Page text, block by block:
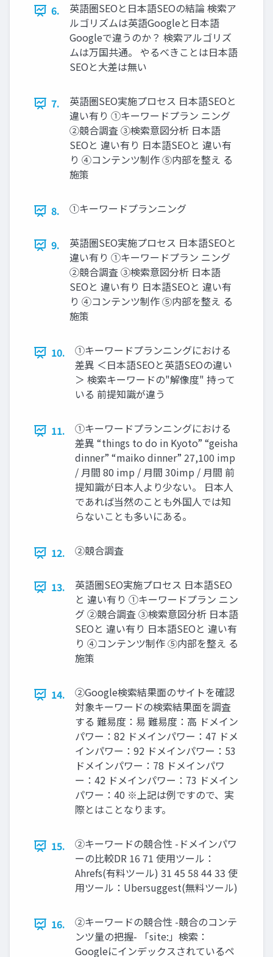
6.
英語圏SEOと日本語SEOの結論 検索ア
ルゴリズムは英語Googleと日本語
Googleで違うのか？ 検索アルゴリズ
ムは万国共通。 やるべきことは日本語
SEOと大差は無い
7.
英語圏SEO実施プロセス 日本語SEOと
違い有り ①キーワードプラン ニング
②競合調査 ③検索意図分析 日本語
SEOと 違い有り 日本語SEOと 違い有
り ④コンテンツ制作 ⑤内部を整え る
施策
8. ①キーワードプランニング
9.
英語圏SEO実施プロセス 日本語SEOと
違い有り ①キーワードプラン ニング
②競合調査 ③検索意図分析 日本語
SEOと 違い有り 日本語SEOと 違い有
り ④コンテンツ制作 ⑤内部を整え る
施策
10.
①キーワードプランニングにおける
差異 ＜日本語SEOと英語SEOの違い
＞ 検索キーワードの"解像度" 持って
いる 前提知識が違う
11.
①キーワードプランニングにおける
差異 “things to do in Kyoto” “geisha
dinner” “maiko dinner” 27,100 imp
/ 月間 80 imp / 月間 30imp / 月間 前
提知識が日本人より少ない。 日本人
であれば当然のことも外国人では知
らないことも多いにある。
12. ②競合調査
13.
英語圏SEO実施プロセス 日本語SEO
と 違い有り ①キーワードプラン ニン
グ ②競合調査 ③検索意図分析 日本語
SEOと 違い有り 日本語SEOと 違い有
り ④コンテンツ制作 ⑤内部を整え る
施策
14.
②Google検索結果面のサイトを確認
対象キーワードの検索結果面を調査
する 難易度：易 難易度：高 ドメイン
パワー：82 ドメインパワー：47 ドメ
インパワー：92 ドメインパワー：53
ドメインパワー：78 ドメインパワ
ー：42 ドメインパワー：73 ドメイン
パワー：40 ※上記は例ですので、実
際とはことなります。
15.
②キーワードの競合性 -ドメインパワ
ーの比較DR 16 71 使用ツール：
Ahrefs(有料ツール) 31 45 58 44 33 使
用ツール：Ubersuggest(無料ツール)
16.
②キーワードの競合性 -競合のコンテ
ンツ量の把握- 「site:」検索：
Googleにインデックスされているペ